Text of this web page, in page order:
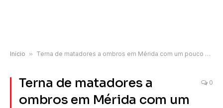
Início » Terna de matadores a ombros em Mérida com um pouco menos de meia entrada
Terna de matadores a
ombros em Mérida com um
0